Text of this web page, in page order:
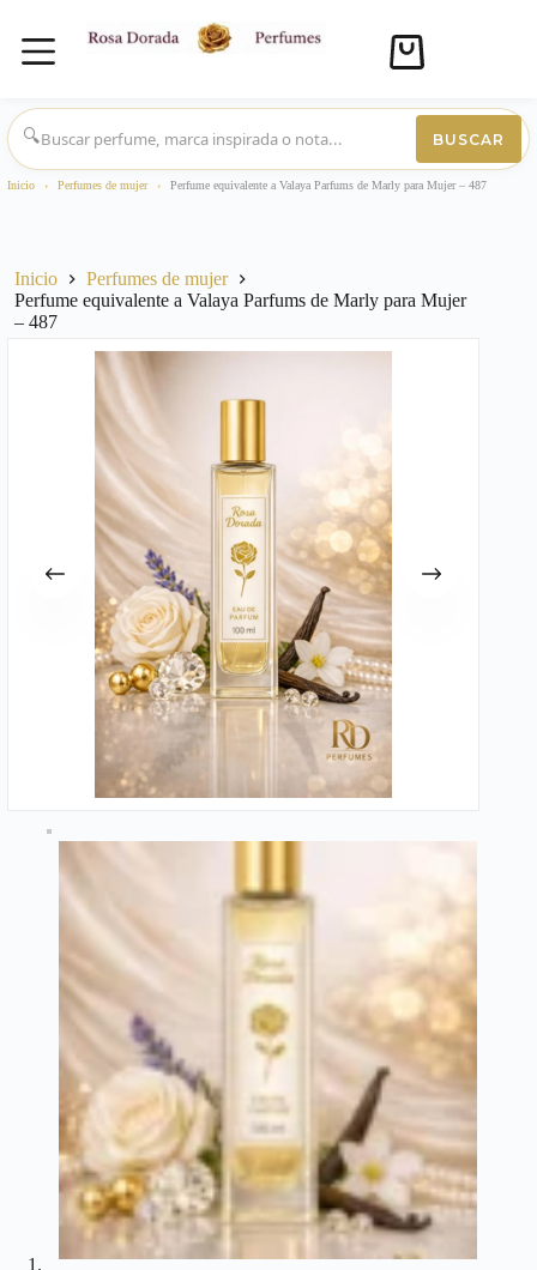
Saltar
al
contenido
Carro
compra
🔍
BUSCAR
Inicio › Perfumes de mujer › Perfume equivalente a Valaya Parfums de Marly para Mujer – 487
Inicio
Perfumes de mujer
Perfume equivalente a Valaya Parfums de Marly para Mujer
– 487